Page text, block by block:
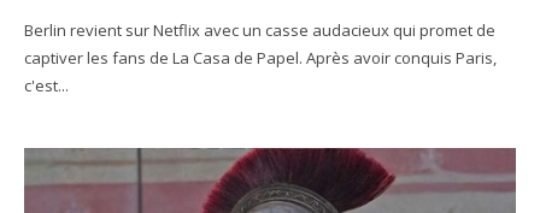
Berlin revient sur Netflix avec un casse audacieux qui promet de
captiver les fans de La Casa de Papel. Après avoir conquis Paris,
c'est...